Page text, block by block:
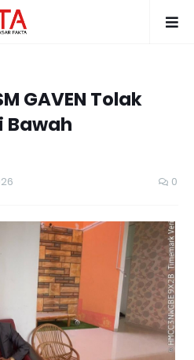
GAVEN Tolak
Bawah
0